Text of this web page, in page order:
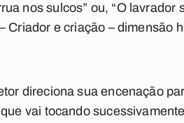
nos sulcos” ou, “O lavrador
Criador e criação – dimensão
direciona sua encenação
vai tocando